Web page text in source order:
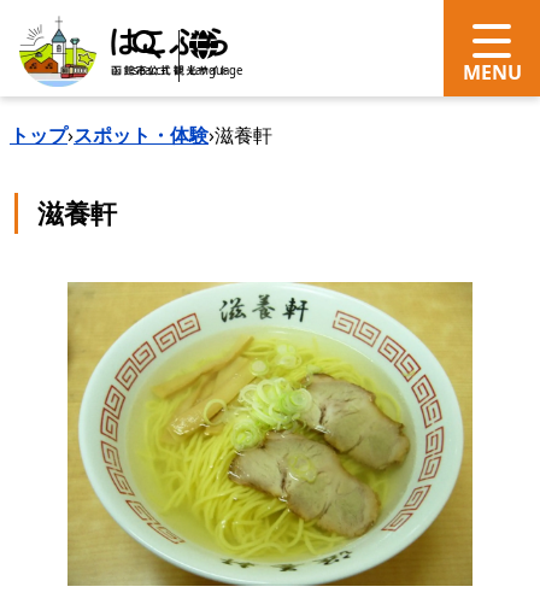
search Language
トップ›スポット・体験›滋養軒
滋養軒